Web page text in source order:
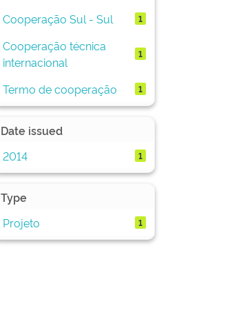
Cooperação Sul - Sul 1
Cooperação técnica
internacional
1
Termo de cooperação 1
Date issued
2014
1
Type
Projeto
1